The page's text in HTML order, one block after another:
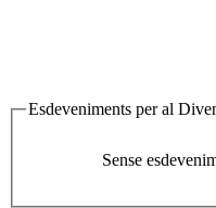
Esdeveniments per al
Sense